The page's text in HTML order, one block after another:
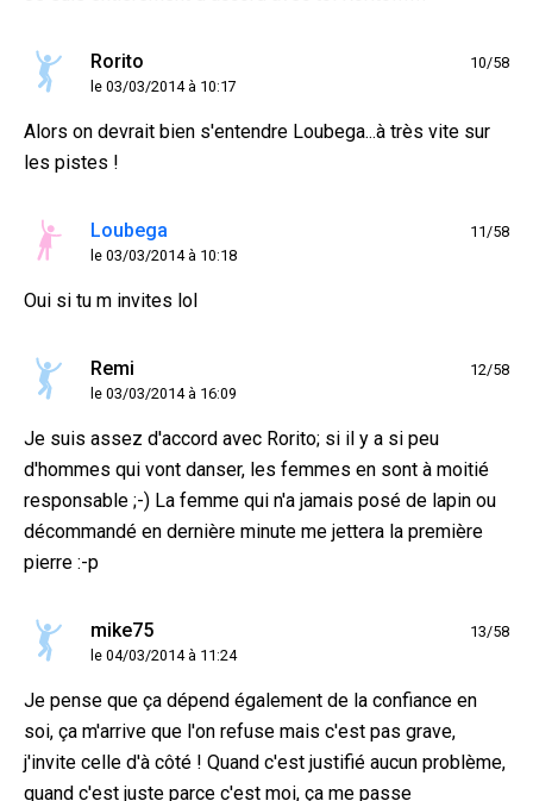
Rorito
le 03/03/2014 à 10:17
10/58
Alors on devrait bien s'entendre Loubega...à très vite sur
les pistes !
Loubega
le 03/03/2014 à 10:18
11/58
Oui si tu m invites lol
Remi
le 03/03/2014 à 16:09
12/58
Je suis assez d'accord avec Rorito; si il y a si peu
d'hommes qui vont danser, les femmes en sont à moitié
responsable ;-) La femme qui n'a jamais posé de lapin ou
décommandé en dernière minute me jettera la première
pierre :-p
mike75
le 04/03/2014 à 11:24
13/58
Je pense que ça dépend également de la confiance en
soi, ça m'arrive que l'on refuse mais c'est pas grave,
j'invite celle d'à côté ! Quand c'est justifié aucun problème,
quand c'est juste parce c'est moi, ça me passe